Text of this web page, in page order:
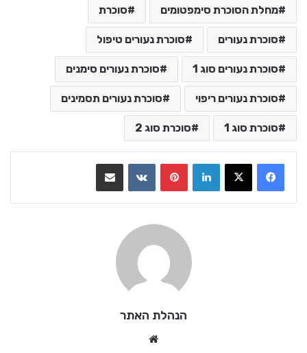
מחלת הסוכרת סימפטומים סוכרת
סוכרת נעורים סוכרת נעורים טיפול
סוכרת נעורים סוג 1 סוכרת נעורים סימנים
סוכרת נעורים ריפוי סוכרת נעורים תסמינים
סוכרת סוג 1 סוכרת סוג 2
LinkedIn
VKontakte
הנהלת האתר